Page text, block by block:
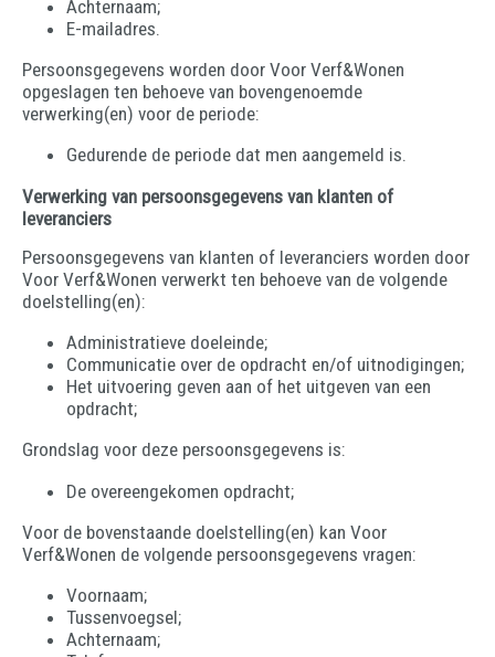
Achternaam;
E-mailadres.
Persoonsgegevens worden door Voor Verf&Wonen
opgeslagen ten behoeve van bovengenoemde
verwerking(en) voor de periode:
Gedurende de periode dat men aangemeld is.
Verwerking van persoonsgegevens van klanten of
leveranciers
Persoonsgegevens van klanten of leveranciers worden door
Voor Verf&Wonen verwerkt ten behoeve van de volgende
doelstelling(en):
Administratieve doeleinde;
Communicatie over de opdracht en/of uitnodigingen;
Het uitvoering geven aan of het uitgeven van een
opdracht;
Grondslag voor deze persoonsgegevens is:
De overeengekomen opdracht;
Voor de bovenstaande doelstelling(en) kan Voor
Verf&Wonen de volgende persoonsgegevens vragen:
Voornaam;
Tussenvoegsel;
Achternaam;